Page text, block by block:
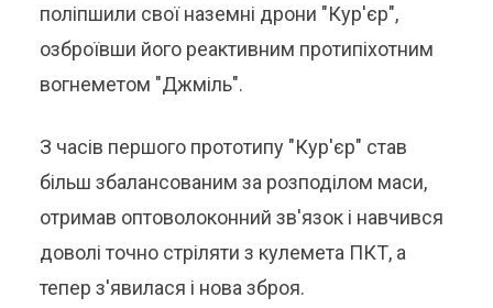
поліпшили свої наземні дрони "Кур'єр",
озброївши його реактивним протипіхотним
вогнеметом "Джміль".
З часів першого прототипу "Кур'єр" став
більш збалансованим за розподілом маси,
отримав оптоволоконний зв'язок і навчився
доволі точно стріляти з кулемета ПКТ, а
тепер з'явилася і нова зброя.